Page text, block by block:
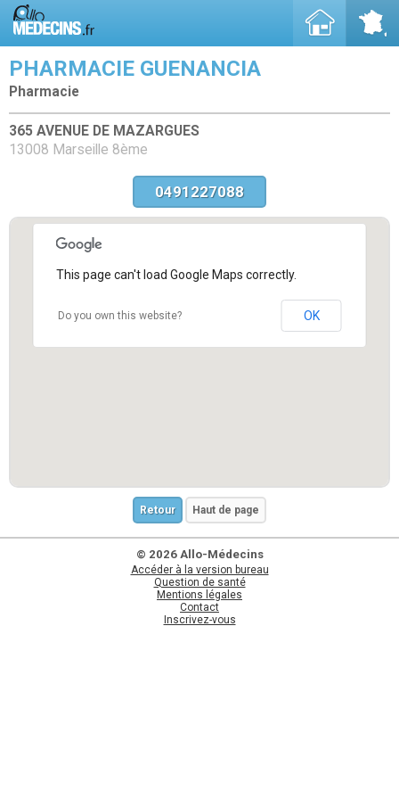
PHARMACIE GUENANCIA
Pharmacie
365 AVENUE DE MAZARGUES
13008 Marseille 8ème
0491227088
This page can't load Google Maps correctly.
Do you own this website? OK
Retour Haut de page
© 2026 Allo-Médecins
Accéder à la version bureau
Question de santé
Mentions légales
Contact
Inscrivez-vous